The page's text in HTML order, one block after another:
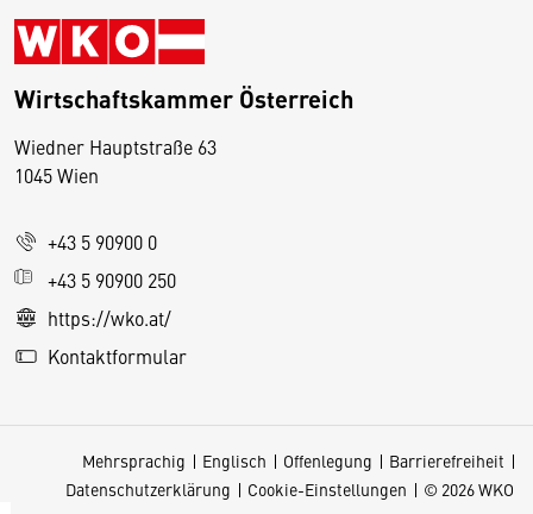
Wirtschaftskammer Österreich
Wiedner Hauptstraße 63
1045 Wien
+43 5 90900 0
+43 5 90900 250
https://wko.at/
Kontaktformular
Mehrsprachig Englisch Offenlegung
Barrierefreiheit
Datenschutzerklärung
Cookie-Einstellungen © 2026 WKO
D
s
e
S
e